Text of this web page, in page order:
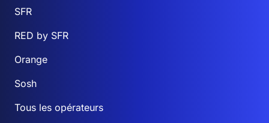
SFR
RED by SFR
Orange
Sosh
Tous les opérateurs